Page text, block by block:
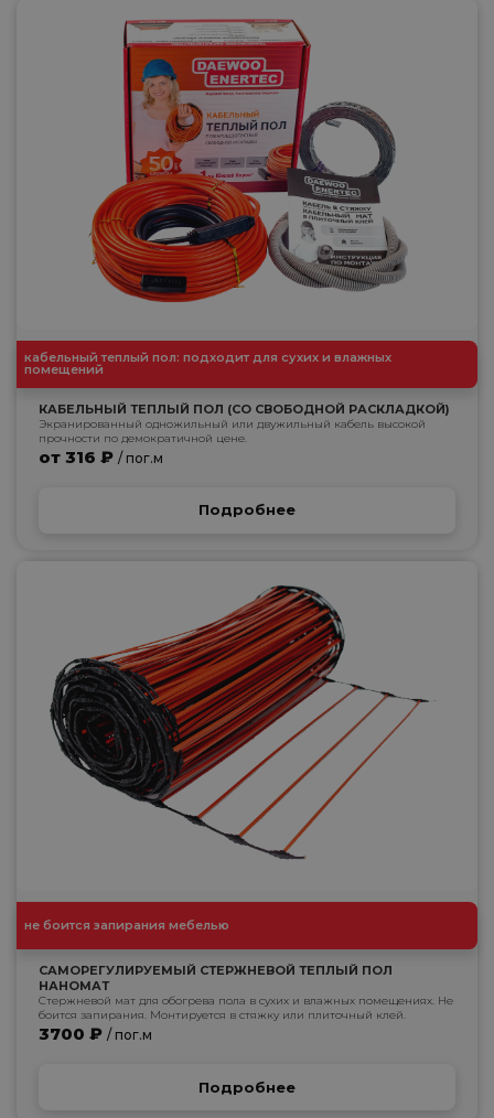
кабельный теплый пол: подходит для сухих и влажных
помещений
КАБЕЛЬНЫЙ ТЕПЛЫЙ ПОЛ (СО СВОБОДНОЙ РАСКЛАДКОЙ)
Экранированный одножильный или двужильный кабель высокой
прочности по демократичной цене.
от 316 ₽ / пог.м
Подробнее
не боится запирания мебелью
САМОРЕГУЛИРУЕМЫЙ СТЕРЖНЕВОЙ ТЕПЛЫЙ ПОЛ
НАНОМАТ
Стержневой мат для обогрева пола в сухих и влажных помещениях. Не
боится запирания. Монтируется в стяжку или плиточный клей.
3700 ₽ / пог.м
Подробнее